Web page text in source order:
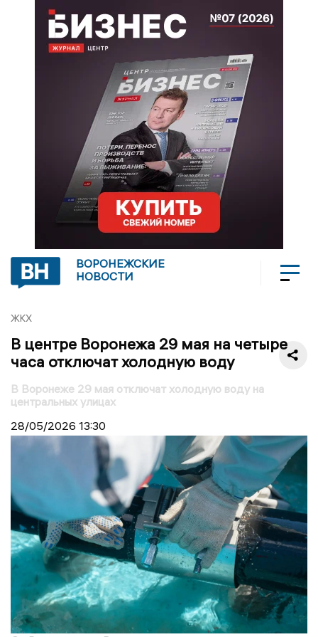
ВОРОНЕЖСКИЕ
НОВОСТИ
ЖКХ
В центре Воронежа 29 мая на четыре
часа отключат холодную воду
В Воронеже 29 мая отключат холодную воду на
центральных улицах
28/05/2026 13:30